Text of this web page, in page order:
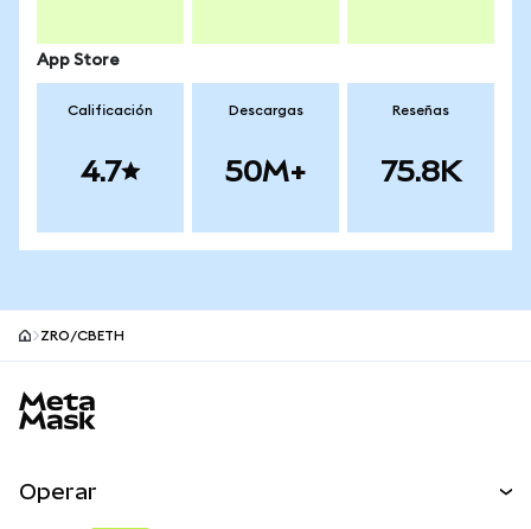
App Store
Calificación
4.7
Descargas
50M+
Reseñas
75.8K
ZRO/CBETH
Operar